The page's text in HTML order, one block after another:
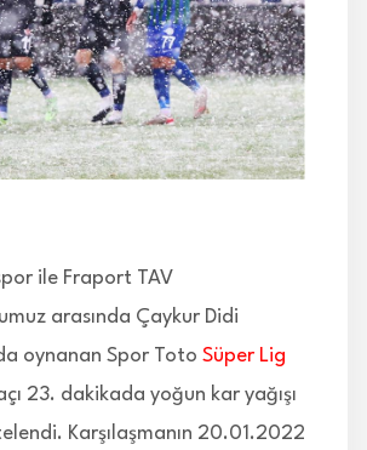
ile Fraport TAV
umuz arasında Çaykur Didi
oynanan Spor Toto Süper Lig
23. dakikada yoğun kar yağışı
Karşılaşmanın 20.01.2022